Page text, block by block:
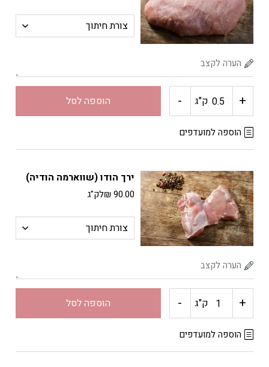
+ כמות
של
הודו
(נקבה)
ק"ג - הוספה לסל
הוספה למועדפים
ירך הודו (שווארמה הודיה)
₪90.00 לק"ג
+ כמות
של
ק"ג - הוספה לסל
הוספה למועדפים